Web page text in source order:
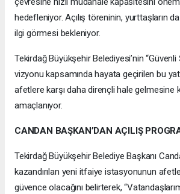
hedefleniyor. Açılış töreninin, yurttaşların da
ilgi görmesi bekleniyor.
Tekirdağ Büyükşehir Belediyesi’nin “Güvenli
vizyonu kapsamında hayata geçirilen bu
afetlere karşı daha dirençli hale gelmesine
amaçlanıyor.
CANDAN BAŞKAN’DAN AÇILIŞ
Tekirdağ Büyükşehir Belediye Başkanı
kazandırılan yeni itfaiye istasyonunun
güvence olacağını belirterek,